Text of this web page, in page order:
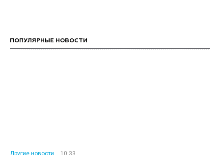
ПОПУЛЯРНЫЕ НОВОСТИ
Другие новости
10:33